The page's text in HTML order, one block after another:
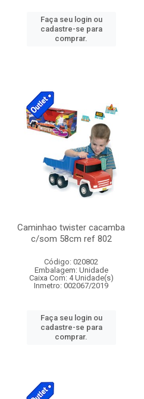
Faça seu login ou
cadastre-se para
comprar.
Caminhao twister cacamba
c/som 58cm ref 802
Código: 020802
Embalagem: Unidade
Caixa Com: 4 Unidade(s)
Inmetro: 002067/2019
Faça seu login ou
cadastre-se para
comprar.